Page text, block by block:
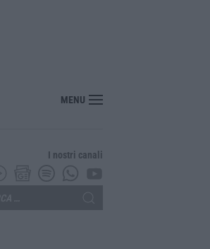
borgo si trasforma in fiaba – FOTO E VIDEO
MENU
I nostri canali